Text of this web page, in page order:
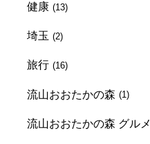
健康 (13)
埼玉 (2)
旅行 (16)
流山おおたかの森 (1)
流山おおたかの森 グルメ